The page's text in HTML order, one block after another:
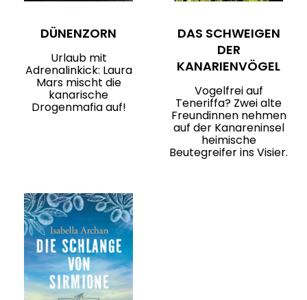
DÜNENZORN
Urlaub mit
Adrenalinkick: Laura
Mars mischt die
kanarische
Drogenmafia auf!
DAS SCHWEIGEN
DER
KANARIENVÖGEL
Vogelfrei auf
Teneriffa? Zwei alte
Freundinnen nehmen
auf der Kanareninsel
heimische
Beutegreifer ins Visier.